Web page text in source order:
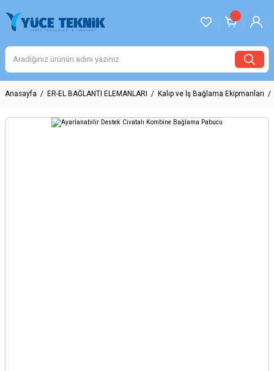
Anasayfa ER-EL BAĞLANTI ELEMANLARI Kalıp ve İş Bağlama Ekipmanları